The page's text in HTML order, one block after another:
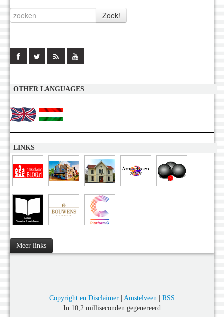
OTHER LANGUAGES
LINKS
Meer links
Copyright en Disclaimer| Amstelveen| RSS
In 10,2 milliseconden gegenereerd